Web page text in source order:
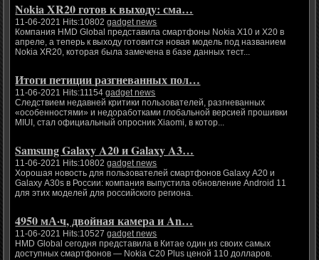
Nokia XR20 готов к выходу: сма…
11-06-2021 Hits:10802gadget news
Компания HMD Global представила смартфоны Nokia X10 и X20 в
апреле, а теперь к выходу готовится новая модель под названием
Nokia XR20, которая была замечена в базе данных тест...
Итоги петиции разгневанных пол…
11-06-2021 Hits:11154gadget news
Следствием недавней критики пользователей, разгневанных
«особенностями» и недоработками глобальной версией прошивки
MIUI, стал официальный опросник Xiaomi, в котор...
Samsung Galaxy A20 и Galaxy A3…
11-06-2021 Hits:10802gadget news
Хорошая новость для пользователей смартфонов Galaxy A20 и
Galaxy A30s в России: компания выпустила обновление Android 11
для этих моделей для российского региона.
4950 мА·ч, двойная камера и An…
11-06-2021 Hits:10527gadget news
HMD Global сегодня представила в Китае один из своих самых
доступных смартфонов — Nokia C20 Plus ценой 110 долларов.